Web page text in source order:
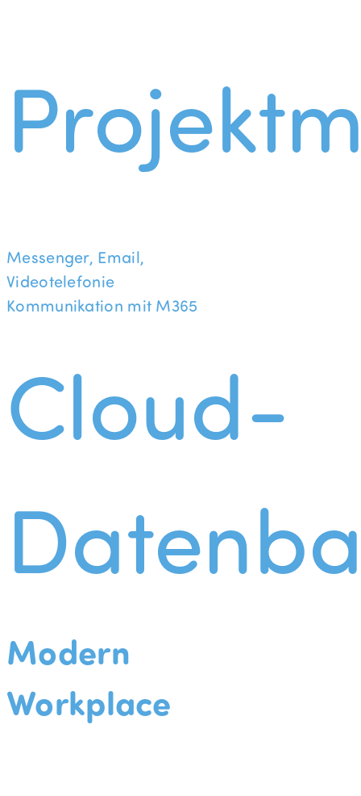
Messenger, Email,
Videotelefonie
Kommunikation mit M365
Cloud-
Modern
Workplace